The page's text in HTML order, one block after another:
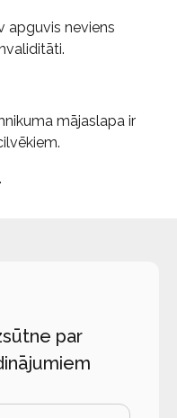
apguvis neviens
mājaslapa ir
.
par